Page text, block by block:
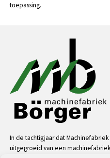
toepassing.
In de tachtigjaar dat
uitgegroeid van een